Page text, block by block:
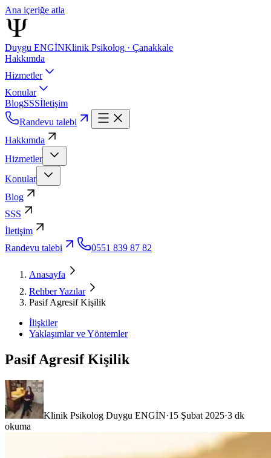
Ana içeriğe atla
Duygu ENGİNKlinik Psikolog · Çanakkale
Hakkımda
Hizmetler
Konular
BlogSSSİletişim
Randevu talebi
Hakkımda
Hizmetler
Konular
Blog
SSS
İletişim
Randevu talebi
0551 839 87 82
Anasayfa
Rehber Yazılar
Pasif Agresif Kişilik
İlişkiler
Yaklaşımlar ve Yöntemler
Pasif Agresif Kişilik
Klinik Psikolog Duygu ENGİN·15 Şubat 2025·3 dk
okuma